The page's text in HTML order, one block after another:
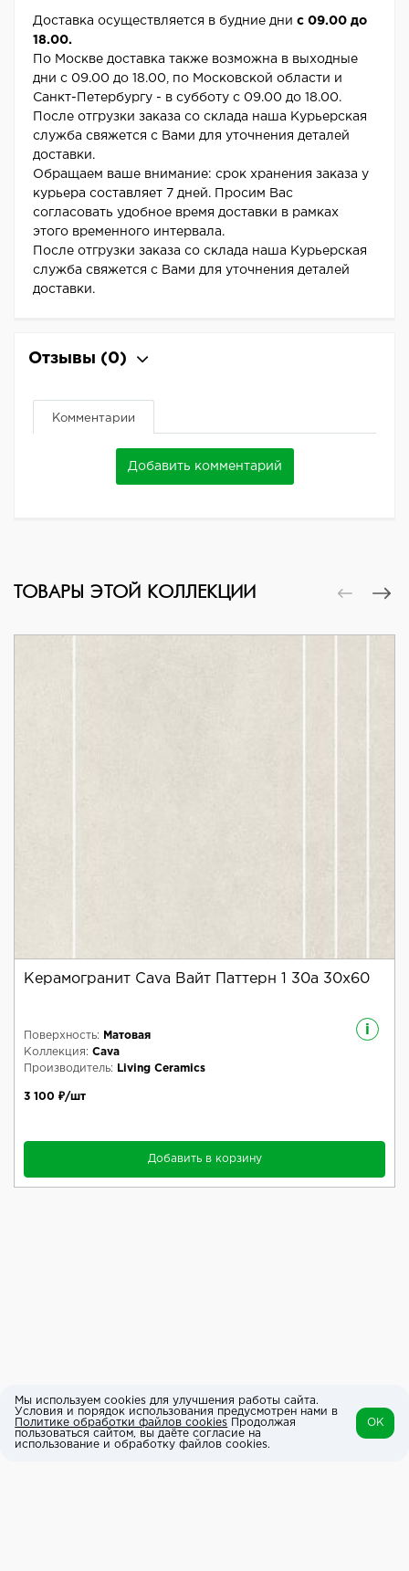
Доставка осуществляется в будние дни с 09.00 до
18.00.
По Москве доставка также возможна в выходные
дни с 09.00 до 18.00, по Московской области и
Санкт-Петербургу - в субботу с 09.00 до 18.00.
После отгрузки заказа со склада наша Курьерская
служба свяжется с Вами для уточнения деталей
доставки.
Обращаем ваше внимание: срок хранения заказа у
курьера составляет 7 дней. Просим Вас
согласовать удобное время доставки в рамках
этого временного интервала.
После отгрузки заказа со склада наша Курьерская
служба свяжется с Вами для уточнения деталей
доставки.
Отзывы (0)
Комментарии
Добавить комментарий
ТОВАРЫ ЭТОЙ КОЛЛЕКЦИИ
Керамогранит Cava Вайт Паттерн 1 30a 30x60
i
Поверхность:
Матовая
Коллекция: Cava
Производитель:
Living Ceramics
3 100 ₽/шт
Добавить в корзину
Мы используем cookies для улучшения работы сайта.
Условия и порядок использования предусмотрен нами в
Политике обработки файлов cookies Продолжая
пользоваться сайтом, вы даёте согласие на
использование и обработку файлов cookies.
OK